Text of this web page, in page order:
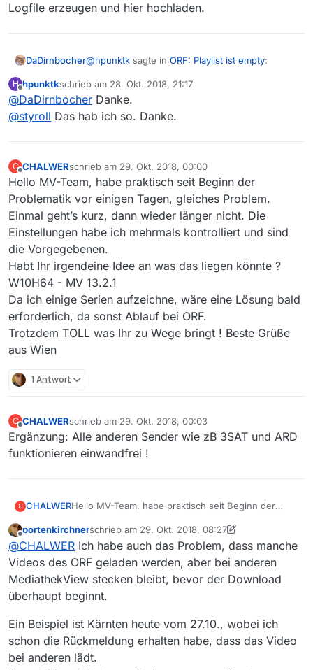
10-27_1925_sd_06_zeit-
Zu 3.: Hab mittlerweile etwas Seltsames
rausgefunden:
Eine bestimmte Sendung, die durch ein Abo
Suche ich aber dieselbe Sendung im Bereich
“Filme”, betätige dort “Film aufzeichnen” (inkl.
automatischer Download-Start), dann wird sie
runtergeladen.
Im Screenshot stammt die 1.Zeile aus dem Abo,
die 2.Zeile aus der manuellen Auswahl aus
“Filme”.
Selbe Filmnr. 423748, selbe URL
https://apasfiis.sf.apa.at/ipad/cms-austria/2018-
10-27_1925_sd_06_zeit-
geschichte_____13993419__o__1086476776__s1438
7085_5__ORF3HD_19240521P_20132211P_Q6A.mp
Logfile erzeugen und hier hochladen.
DaDirnbocher@hpunktk sagte in ORF: Playlist ist empty:
etwas Seltsames rausgefunden:
and den Set-Einstellungen wirken dann nicht.
Downloadeintrag löschen, und nach dem
geänderten Set-Einstellungen neuanlegen.
H
Offline
hpunktkschrieb am 28. Okt. 2018, 21:17
zuletzt editiert von
@DaDirnbocher Danke.
@styroll Das hab ich so. Danke.
C
Offline
CHALWERschrieb am 29. Okt. 2018, 00:00
zuletzt editiert von
Hello MV-Team, habe praktisch seit Beginn der
Problematik vor einigen Tagen, gleiches Problem.
Einmal geht’s kurz, dann wieder länger nicht. Die
Einstellungen habe ich mehrmals kontrolliert und sind
die Vorgegebenen.
Habt Ihr irgendeine Idee an was das liegen könnte ?
W10H64 - MV 13.2.1
Da ich einige Serien aufzeichne, wäre eine Lösung bald
erforderlich, da sonst Ablauf bei ORF.
Trotzdem TOLL was Ihr zu Wege bringt ! Beste Grüße
aus Wien
1 Antwort
C
Offline
CHALWERschrieb am 29. Okt. 2018, 00:03
zuletzt editiert von
Ergänzung: Alle anderen Sender wie zB 3SAT und ARD
funktionieren einwandfrei !
C CHALWERHello MV-Team, habe praktisch seit Beginn der
Einmal geht’s kurz, dann wieder länger nicht. Die
Einstellungen habe ich mehrmals kontrolliert und
sind die Vorgegebenen.
Habt Ihr irgendeine Idee an was das liegen könnte ?
W10H64 - MV 13.2.1
Da ich einige Serien aufzeichne, wäre eine Lösung
Trotzdem TOLL was Ihr zu Wege bringt ! Beste
Grüße aus Wien
Offline
portenkirchnerschrieb am 29. Okt. 2018, 08:27
zuletzt editiert von portenkirchner
@CHALWER Ich habe auch das Problem, dass manche
Videos des ORF geladen werden, aber bei anderen
MediathekView stecken bleibt, bevor der Download
überhaupt beginnt.
Ein Beispiel ist Kärnten heute vom 27.10., wobei ich
schon die Rückmeldung erhalten habe, dass das Video
bei anderen lädt.